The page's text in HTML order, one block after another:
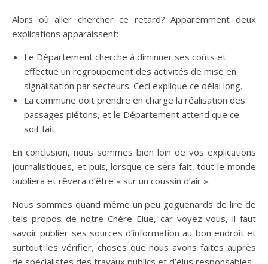
Alors où aller chercher ce retard? Apparemment deux
explications apparaissent:
Le Département cherche à diminuer ses coûts et
effectue un regroupement des activités de mise en
signalisation par secteurs. Ceci explique ce délai long.
La commune doit prendre en charge la réalisation des
passages piétons, et le Département attend que ce
soit fait.
En conclusion, nous sommes bien loin de vos explications
journalistiques, et puis, lorsque ce sera fait, tout le monde
oubliera et rêvera d’être « sur un coussin d’air ».
Nous sommes quand même un peu goguenards de lire de
tels propos de notre Chère Elue, car voyez-vous, il faut
savoir publier ses sources d’information au bon endroit et
surtout les vérifier, choses que nous avons faites auprès
de spécialistes des travaux publics et d’élus responsables.